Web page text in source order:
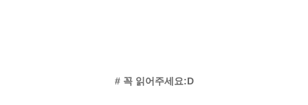
# 꼭 읽어주세요:D